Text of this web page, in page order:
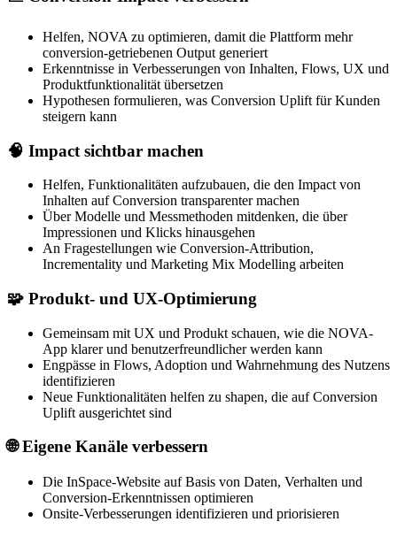
Helfen, NOVA zu optimieren, damit die Plattform mehr
conversion-getriebenen Output generiert
Erkenntnisse in Verbesserungen von Inhalten, Flows, UX und
Produktfunktionalität übersetzen
Hypothesen formulieren, was Conversion Uplift für Kunden
steigern kann
🧠 Impact sichtbar machen
Helfen, Funktionalitäten aufzubauen, die den Impact von
Inhalten auf Conversion transparenter machen
Über Modelle und Messmethoden mitdenken, die über
Impressionen und Klicks hinausgehen
An Fragestellungen wie Conversion-Attribution,
Incrementality und Marketing Mix Modelling arbeiten
🧩 Produkt- und UX-Optimierung
Gemeinsam mit UX und Produkt schauen, wie die NOVA-
App klarer und benutzerfreundlicher werden kann
Engpässe in Flows, Adoption und Wahrnehmung des Nutzens
identifizieren
Neue Funktionalitäten helfen zu shapen, die auf Conversion
Uplift ausgerichtet sind
🌐 Eigene Kanäle verbessern
Die InSpace-Website auf Basis von Daten, Verhalten und
Conversion-Erkenntnissen optimieren
Onsite-Verbesserungen identifizieren und priorisieren